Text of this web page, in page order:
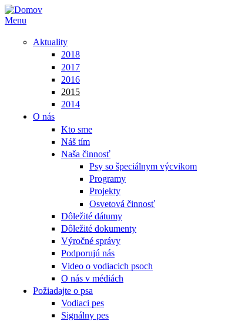
Menu
Aktuality
2018
2017
2016
2015
2014
O nás
Kto sme
Náš tím
Naša činnosť
Psy so špeciálnym výcvikom
Programy
Projekty
Osvetová činnosť
Dôležité dátumy
Dôležité dokumenty
Výročné správy
Podporujú nás
Video o vodiacich psoch
O nás v médiách
Požiadajte o psa
Vodiaci pes
Signálny pes